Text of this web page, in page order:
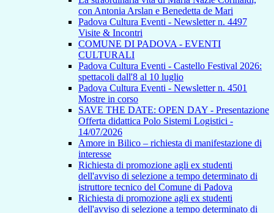
con Antonia Arslan e Benedetta de Mari
Padova Cultura Eventi - Newsletter n. 4497
Visite & Incontri
COMUNE DI PADOVA - EVENTI
CULTURALI
Padova Cultura Eventi - Castello Festival 2026:
spettacoli dall'8 al 10 luglio
Padova Cultura Eventi - Newsletter n. 4501
Mostre in corso
SAVE THE DATE: OPEN DAY - Presentazione
Offerta didattica Polo Sistemi Logistici -
14/07/2026
Amore in Bilico – richiesta di manifestazione di
interesse
Richiesta di promozione agli ex studenti
dell'avviso di selezione a tempo determinato di
istruttore tecnico del Comune di Padova
Richiesta di promozione agli ex studenti
dell'avviso di selezione a tempo determinato di